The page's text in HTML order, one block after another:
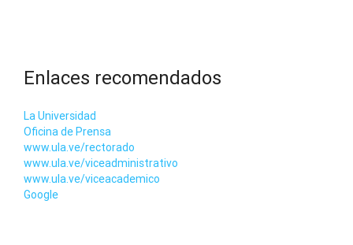
Enlaces recomendados
La Universidad
Oficina de Prensa
www.ula.ve/rectorado
www.ula.ve/viceadministrativo
www.ula.ve/viceacademico
Google